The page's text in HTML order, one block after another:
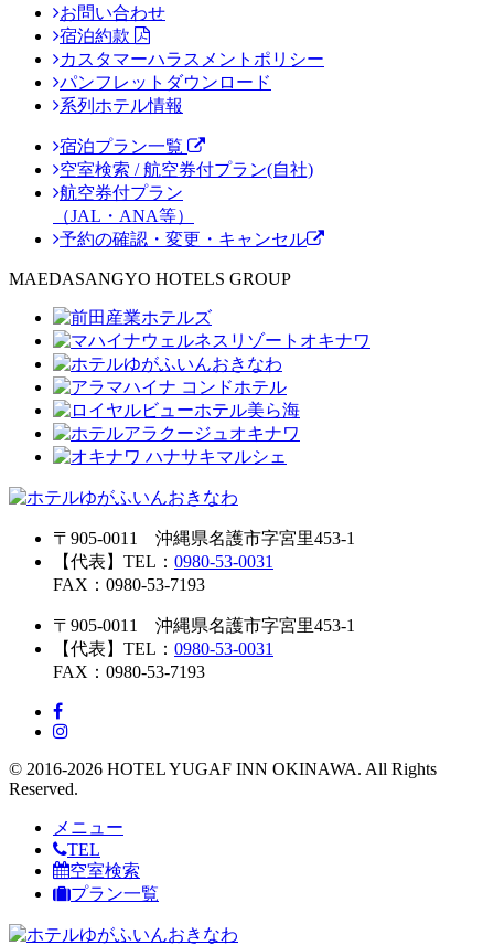
お問い合わせ
宿泊約款
カスタマーハラスメントポリシー
パンフレットダウンロード
系列ホテル情報
宿泊プラン一覧
空室検索 / 航空券付プラン(自社)
航空券付プラン
（JAL・ANA等）
予約の確認・変更・キャンセル
MAEDASANGYO HOTELS GROUP
〒905-0011 沖縄県名護市字宮里453-1
【代表】TEL： 0980-53-0031
FAX：0980-53-7193
〒905-0011 沖縄県名護市字宮里453-1
【代表】TEL： 0980-53-0031
FAX：0980-53-7193
© 2016-2026 HOTEL YUGAF INN OKINAWA. All Rights
Reserved.
メニュー
TEL
空室検索
プラン一覧